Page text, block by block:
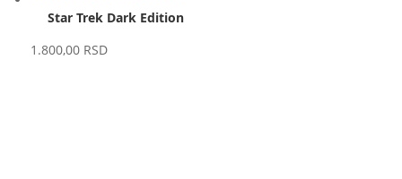
Star Trek Dark Edition
1.800,00 RSD